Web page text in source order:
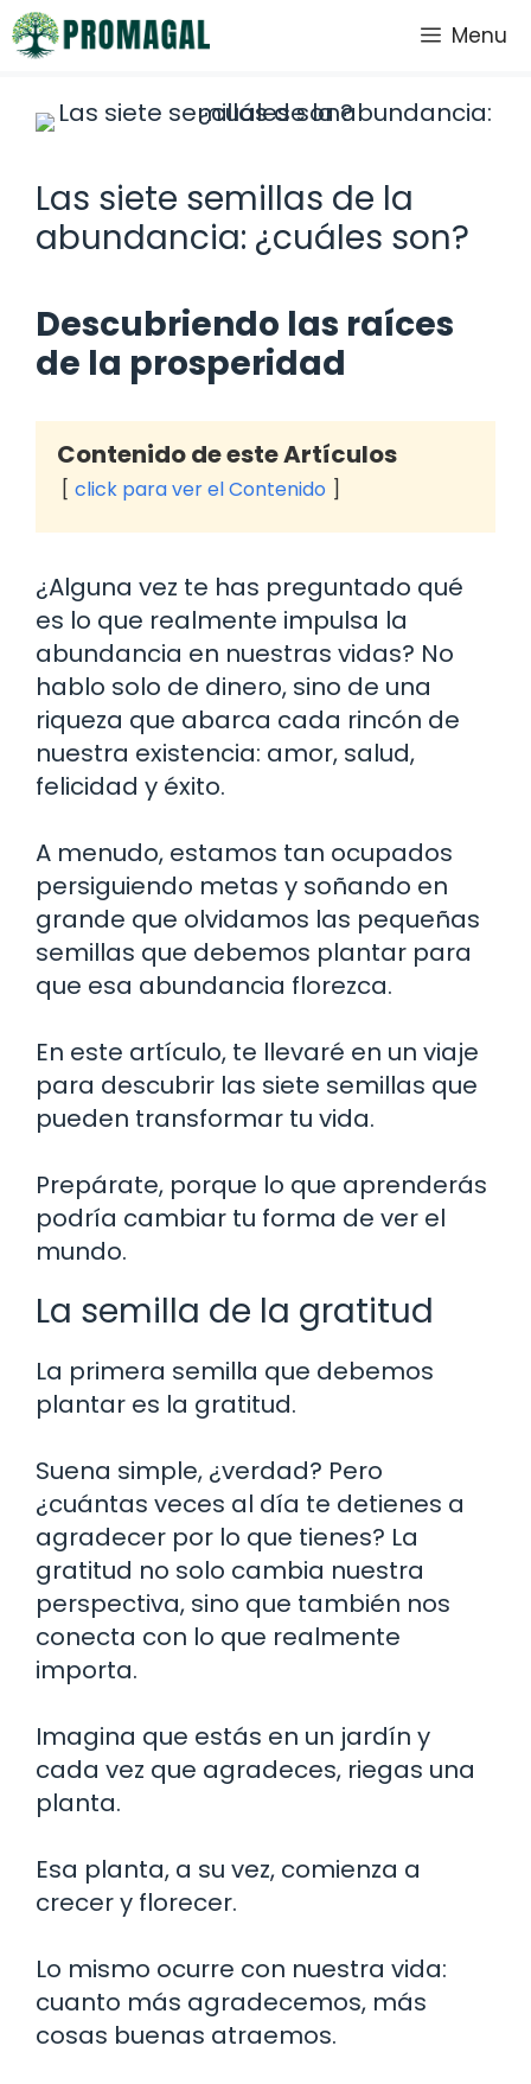
Saltar
al
Menu
Las siete semillas de la
abundancia: ¿cuáles son?
Descubriendo las raíces
de la prosperidad
Contenido de este Artículos
click para ver el Contenido
¿Alguna vez te has preguntado qué
es lo que realmente impulsa la
abundancia en nuestras vidas? No
hablo solo de dinero, sino de una
riqueza que abarca cada rincón de
nuestra existencia: amor, salud,
felicidad y éxito.
A menudo, estamos tan ocupados
persiguiendo metas y soñando en
grande que olvidamos las pequeñas
semillas que debemos plantar para
que esa abundancia florezca.
En este artículo, te llevaré en un viaje
para descubrir las siete semillas que
pueden transformar tu vida.
Prepárate, porque lo que aprenderás
podría cambiar tu forma de ver el
mundo.
La semilla de la gratitud
La primera semilla que debemos
plantar es la gratitud.
Suena simple, ¿verdad? Pero
¿cuántas veces al día te detienes a
agradecer por lo que tienes? La
gratitud no solo cambia nuestra
perspectiva, sino que también nos
conecta con lo que realmente
importa.
Imagina que estás en un jardín y
cada vez que agradeces, riegas una
planta.
Esa planta, a su vez, comienza a
crecer y florecer.
Lo mismo ocurre con nuestra vida:
cuanto más agradecemos, más
cosas buenas atraemos.